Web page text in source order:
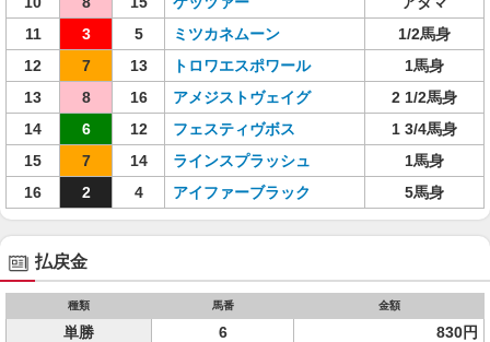
11
3 5 ミツカネムーン
1/2馬身
12
7 13 トロワエスポワール
1馬身
13
8 16 アメジストヴェイグ
2 1/2馬身
14
6 12 フェスティヴボス
1 3/4馬身
15
7 14 ラインスプラッシュ
1馬身
16
2 4 アイファーブラック 5馬身
払戻金
種類 馬番 金額
単勝 6 830円